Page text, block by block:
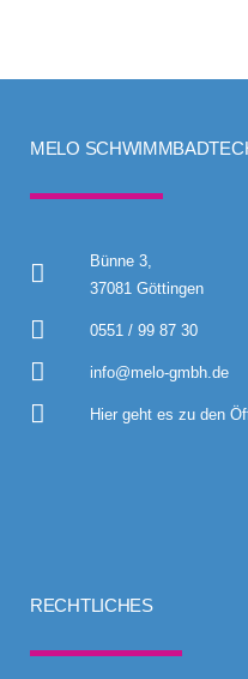
MELO
Bünne 3,
37081 Göttingen
0551 / 99 87 30
info@melo-gmbh.de
Hier geht es zu den
RECHTLICHES